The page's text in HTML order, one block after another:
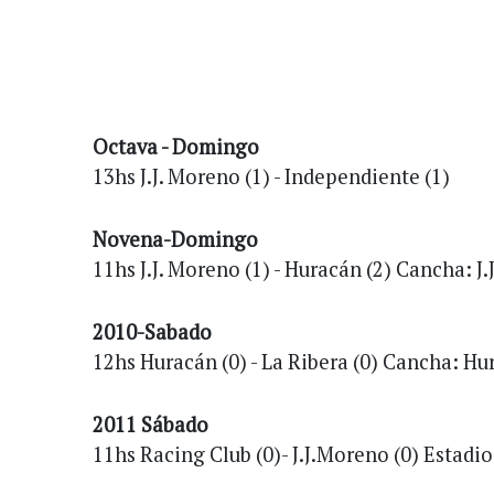
Octava - Domingo
13hs J.J. Moreno (1) - Independiente (1)
Novena-Domingo
11hs J.J. Moreno (1) - Huracán (2) Cancha:
2010-Sabado
12hs Huracán (0) - La Ribera (0) Cancha:
2011 Sábado
11hs Racing Club (0)- J.J.Moreno (0)